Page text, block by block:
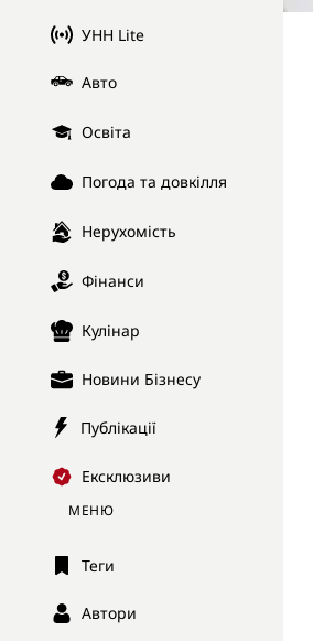
УНН Lite
Авто
Освіта
Погода та довкілля
Нерухомість
Фінанси
Кулінар
Новини Бізнесу
Публікації
Ексклюзиви
МЕНЮ
Теги
Автори